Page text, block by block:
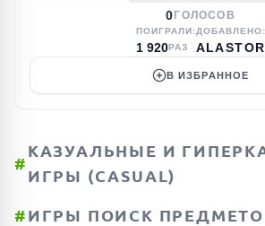
0 ГОЛОСОВ
ПОИГРАЛИ:
1 920РАЗ
ДОБАВЛЕНО:
ALASTOR
В ИЗБРАННОЕ
#
КАЗУАЛЬНЫЕ И
ИГРЫ (CASUAL)
#ИГРЫ ПОИСК